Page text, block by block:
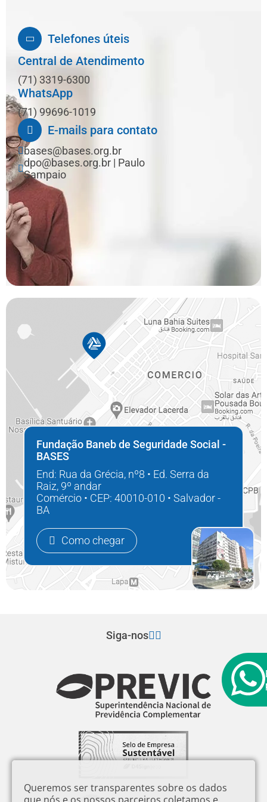
Telefones úteis
Central de Atendimento
(71) 3319-6300
WhatsApp
(71) 99696-1019
E-mails para contato
bases@bases.org.br
dpo@bases.org.br | Paulo
Sampaio
Fundação Baneb de Seguridade Social -
BASES
End: Rua da Grécia, nº8 • Ed. Serra da
Raiz, 9º andar
Comércio • CEP: 40010-010 • Salvador -
BA
Como chegar
Siga-nos
Queremos ser transparentes sobre os dados